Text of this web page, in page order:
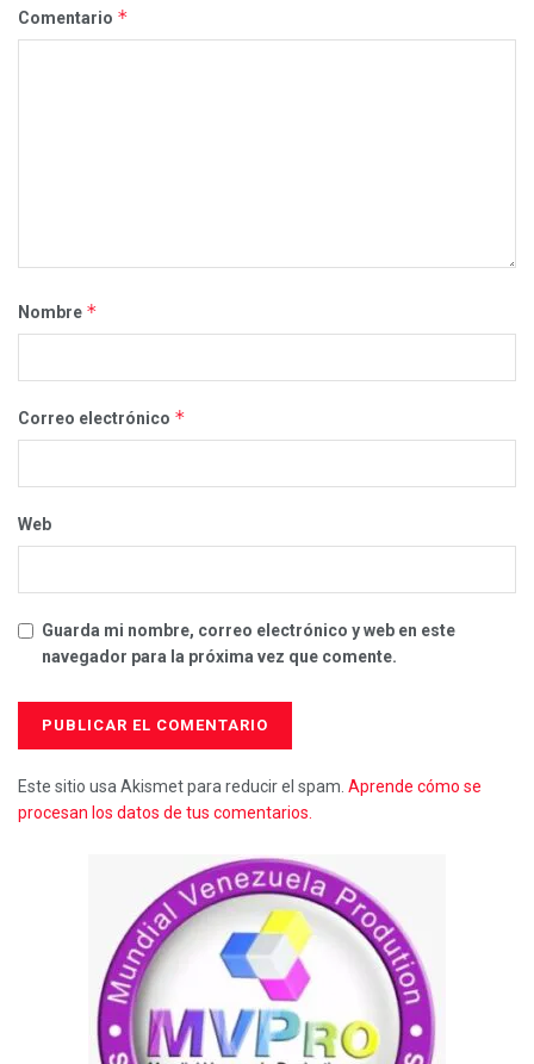
Comentario *
Nombre *
Correo electrónico *
Web
Guarda mi nombre, correo electrónico y web en este
navegador para la próxima vez que comente.
Este sitio usa Akismet para reducir el spam. Aprende cómo se
procesan los datos de tus comentarios.